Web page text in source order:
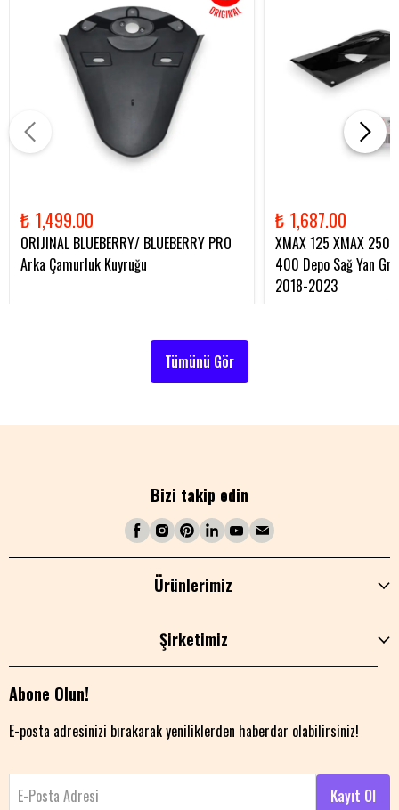
₺ 1,499.00
ORIJINAL BLUEBERRY/ BLUEBERRY PRO
Arka Çamurluk Kuyruğu
₺ 1,687.00
XMAX 125 XMAX 250
400 Depo Sağ Yan
2018-2023
Tümünü Gör
Bizi takip edin
Ürünlerimiz
Şirketimiz
Abone Olun!
E-posta adresinizi bırakarak yeniliklerden haberdar olabilirsiniz!
E-Posta Adresi Kayıt Ol